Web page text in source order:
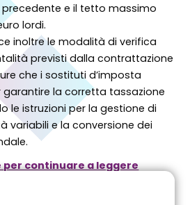
precedente e il tetto massimo
lordi.
inoltre le modalità di verifica
previsti dalla contrattazione
che i sostituti d’imposta
la corretta tassazione
le istruzioni per la gestione di
variabili e la conversione dei
continuare a leggere